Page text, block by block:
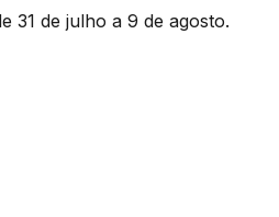
31 de julho a 9 de agosto.